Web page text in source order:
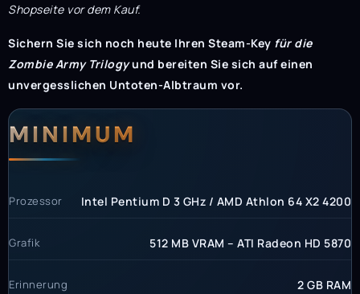
Shopseite vor dem Kauf.
Sichern Sie sich noch heute Ihren Steam-Key für die
Zombie Army Trilogyund bereiten Sie sich auf einen
unvergesslichen Untoten-Albtraum vor.
MINIMUM
Prozessor Intel Pentium D 3 GHz / AMD Athlon 64 X2 4200
Grafik 512 MB VRAM – ATI Radeon HD 5870
Erinnerung 2 GB RAM